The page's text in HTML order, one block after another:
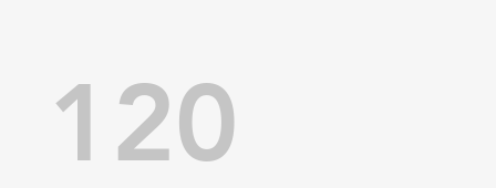
120